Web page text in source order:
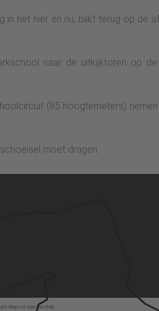
het hier en nu, blikt terug op de
naar de uitkijktoren op
(85 hoogtemeters)
moet dragen.
Maps to use the map.